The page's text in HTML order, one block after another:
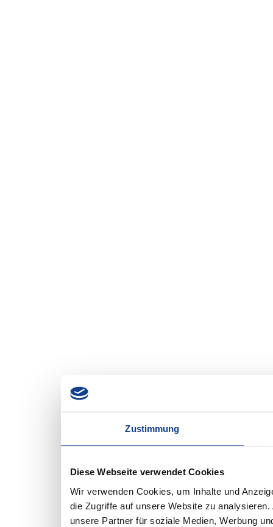
Zustimmung
Diese Webseite verwendet Cookies
Wir verwenden Cookies, um Inhalte und
die Zugriffe auf unsere Website zu
unsere Partner für soziale Medien, Werbung